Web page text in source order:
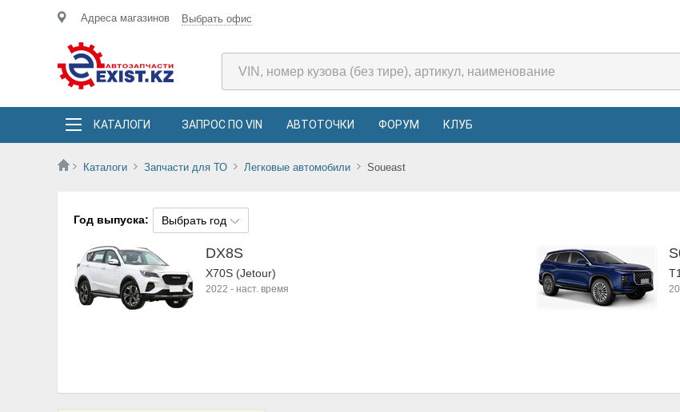
Адреса магазинов Выбрать офис
КАТАЛОГИ ЗАПРОС ПО VIN АВТОТОЧКИ ФОРУМ КЛУБ
Каталоги Запчасти для ТО Легковые автомобили Soueast
Год выпуска: Выбрать год
DX8S
X70S (Jetour)
2022 - наст. время